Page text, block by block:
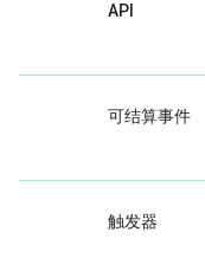
API
可结算事件
触发器